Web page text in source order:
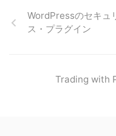
WordPressのセキュ
ス・プラグイン
Trading with